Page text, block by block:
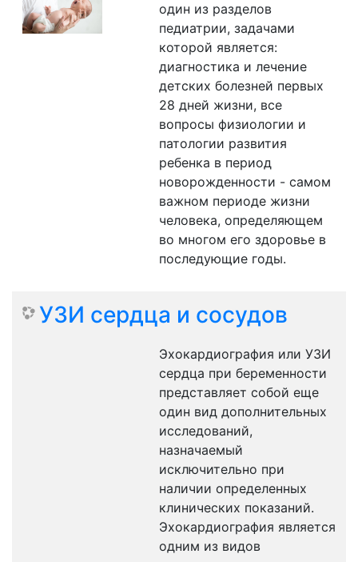
один из разделов
педиатрии, задачами
которой является:
диагностика и лечение
детских болезней первых
28 дней жизни, все
вопросы физиологии и
патологии развития
ребенка в период
новорожденности - самом
важном периоде жизни
человека, определяющем
во многом его здоровье в
последующие годы.
УЗИ сердца и сосудов
Эхокардиография или УЗИ
сердца при беременности
представляет собой еще
один вид дополнительных
исследований,
назначаемый
исключительно при
наличии определенных
клинических показаний.
Эхокардиография является
одним из видов